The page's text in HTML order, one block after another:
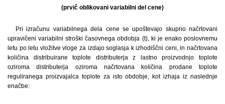
(prvič oblikovani variabilni del cene)
Pri izračunu variabilnega dela cene se upoštevajo skupno načrtovani
upravičeni variabilni stroški časovnega obdobja (t), ki je enako poslovnemu
letu po letu vložitve vloge za izdajo soglasja k izhodiščni ceni, in načrtovana
količina distribuirane toplote distributerja z lastno proizvodnjo toplote
oziroma distributerja oziroma načrtovana količina prodane toplote
reguliranega proizvajalca toplote za isto obdobje, kot izhaja iz naslednje
enačbe: